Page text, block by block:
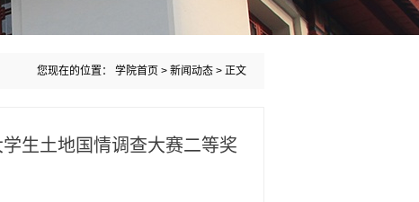
您现在的位置： 学院首页 > 新闻动态 > 正文
生土地国情调查大赛二等奖